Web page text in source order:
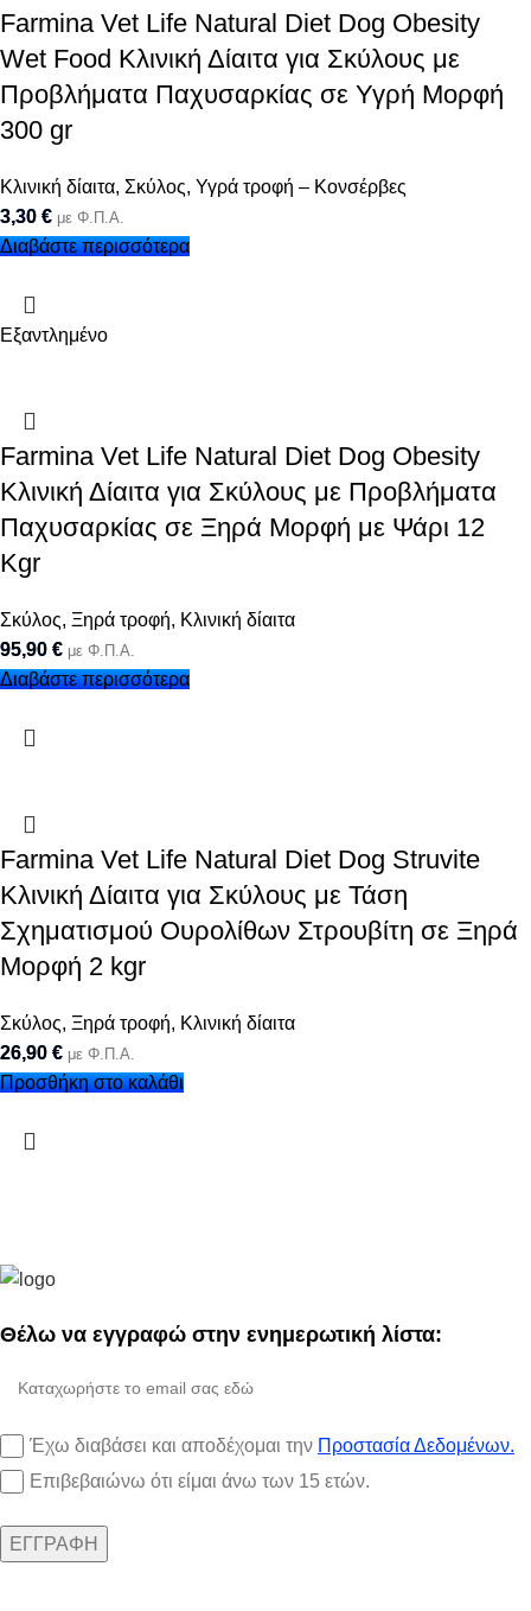
Farmina Vet Life Natural Diet Dog Obesity
Wet Food Κλινική Δίαιτα για Σκύλους με
Προβλήματα Παχυσαρκίας σε Υγρή Μορφή
300 gr
Κλινική δίαιτα, Σκύλος, Υγρά τροφή – Κονσέρβες
3,30 € με Φ.Π.Α.
Διαβάστε περισσότερα
Εξαντλημένο
Farmina Vet Life Natural Diet Dog Obesity
Κλινική Δίαιτα για Σκύλους με Προβλήματα
Παχυσαρκίας σε Ξηρά Μορφή με Ψάρι 12
Kgr
Σκύλος, Ξηρά τροφή, Κλινική δίαιτα
95,90 € με Φ.Π.Α.
Διαβάστε περισσότερα
Farmina Vet Life Natural Diet Dog Struvite
Κλινική Δίαιτα για Σκύλους με Τάση
Σχηματισμού Ουρολίθων Στρουβίτη σε Ξηρά
Μορφή 2 kgr
Σκύλος, Ξηρά τροφή, Κλινική δίαιτα
26,90 € με Φ.Π.Α.
Προσθήκη στο καλάθι
Θέλω να εγγραφώ στην ενημερωτική λίστα:
Έχω διαβάσει και αποδέχομαι την Προστασία Δεδομένων.
Επιβεβαιώνω ότι είμαι άνω των 15 ετών.